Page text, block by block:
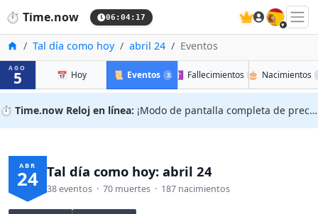
⏱️ Time.now 06:04:18 🇪🇸
InicioTal día como hoy abril 24 Eventos
AGO
5 📅 Hoy 📜 Eventos 38 ✝️ Fallecimientos 70
🎂 Nacimientos
⏱️ Time.now Reloj en línea: ¡Modo de pantalla completa de precisión!
ABR
24 Tal día como hoy: abril 24
38 eventos · 70 muertes · 187 nacimientos